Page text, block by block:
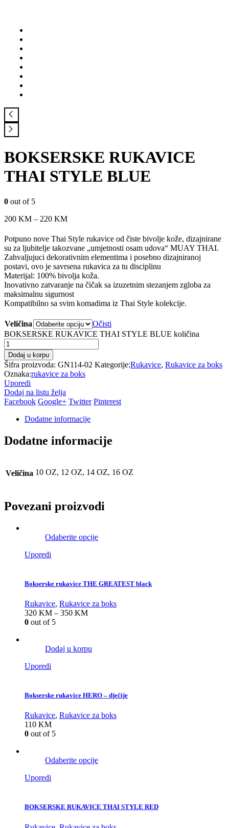
BOKSERSKE RUKAVICE
THAI STYLE BLUE
0 out of 5
200 KM – 220 KM
Potpuno nove Thai Style rukavice od čiste bivolje kože, dizajnirane
su za ljubitelje takozvane „umjetnosti osam udova“ MUAY THAI.
Zahvaljujuci dekorativnim elementima i posebno dizajniranoj
postavi, ovo je savrsena rukavica za tu disciplinu
Materijal: 100% bivolja koža.
Inovativno zatvaranje na čičak sa izuzetnim stezanjem zgloba za
maksimalnu sigurnost
Kompatibilno sa svim komadima iz Thai Style kolekcije.
Veličina
Očisti
BOKSERSKE RUKAVICE THAI STYLE BLUE količina
Dodaj u korpu
Šifra proizvoda: GN114-02 Kategorije:Rukavice, Rukavice za boks
Oznaka:rukavice za boks
Uporedi
Dodaj na listu želja
Facebook Google+ Twitter Pinterest
Dodatne informacije
Dodatne informacije
Veličina 10 OZ, 12 OZ, 14 OZ, 16 OZ
Povezani proizvodi
Odaberite opcije
Uporedi
Bokserske rukavice THE GREATEST black
Rukavice, Rukavice za boks
320 KM – 350 KM
0 out of 5
Dodaj u korpu
Uporedi
Bokserske rukavice HERO – dječije
Rukavice, Rukavice za boks
110 KM
0 out of 5
Odaberite opcije
Uporedi
BOKSERSKE RUKAVICE THAI STYLE RED